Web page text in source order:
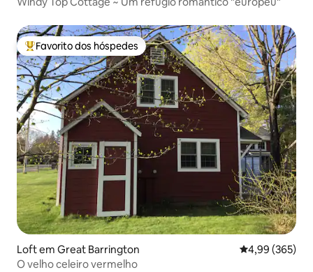
Favoritos dos hóspedes mais apreciados
Favorito dos hóspedes
Loft em Great Barrington Classificação
4,99 (365)
O velho celeiro vermelho